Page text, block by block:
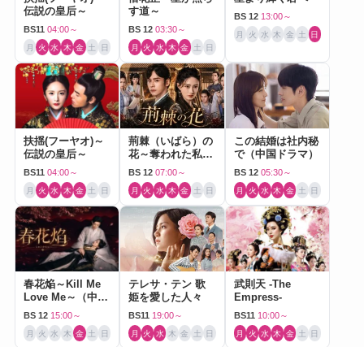
伝説の皇后～
BS11 04:00～
月 火 水 木 金 土 日
す道～
BS 12 03:30～
月 火 水 木 金 土 日
BS 12 13:00～
月 火 水 木 金 土 日
扶揺(フーヤオ)～
伝説の皇后～
BS11 04:00～
月 火 水 木 金 土 日
荊棘（いばら）の
花～奪われた私～
（中国ドラマ）
BS 12 07:00～
月 火 水 木 金 土 日
この結婚は社内秘
で（中国ドラマ）
BS 12 05:30～
月 火 水 木 金 土 日
春花焔～Kill Me
Love Me～（中国
ドラマ）
BS 12 15:00～
月 火 水 木 金 土 日
テレサ・テン 歌
姫を愛した人々
BS11 19:00～
月 火 水 木 金 土 日
武則天 -The
Empress-
BS11 10:00～
月 火 水 木 金 土 日